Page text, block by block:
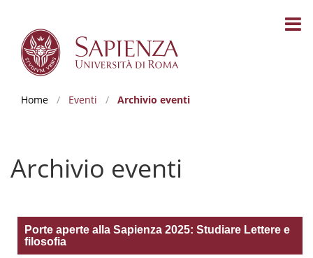
Home / Eventi / Archivio eventi
Archivio eventi
Porte aperte alla Sapienza 2025: Studiare Lettere e
filosofia